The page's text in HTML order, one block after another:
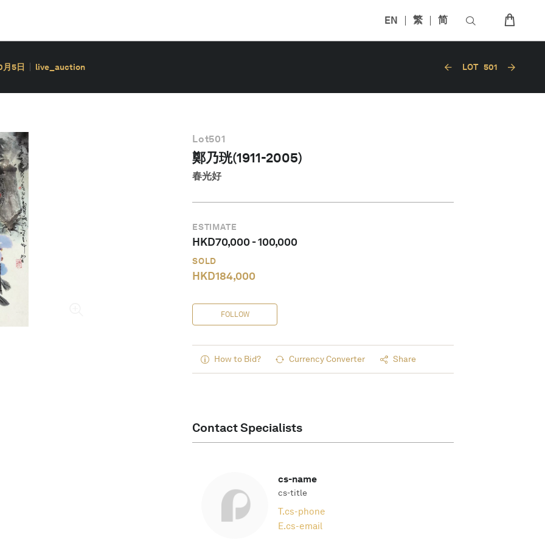
EN 繁 简
月5日 live_auction LOT 501
Lot501
鄭乃珖(1911-2005)
春光好
ESTIMATE
HKD70,000-100,000
SOLD
HKD184,000
FOLLOW
How to Bid? Currency Converter Share
Contact Specialists
cs-name
cs-title
T.cs-phone
E.cs-email